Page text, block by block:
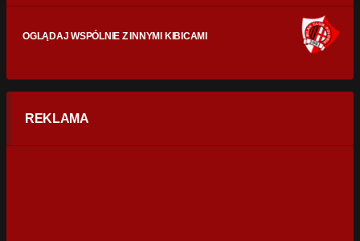
OGLĄDAJ WSPÓLNIE Z INNYMI KIBICAMI
REKLAMA